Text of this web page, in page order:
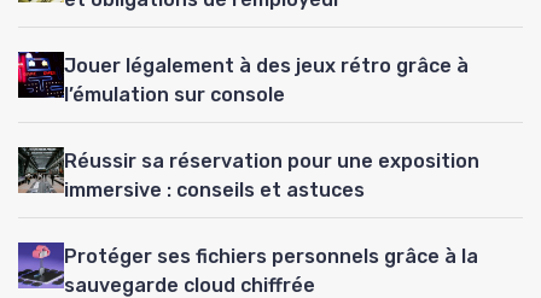
Jouer légalement à des jeux rétro grâce à
l’émulation sur console
Réussir sa réservation pour une exposition
immersive : conseils et astuces
Protéger ses fichiers personnels grâce à la
sauvegarde cloud chiffrée